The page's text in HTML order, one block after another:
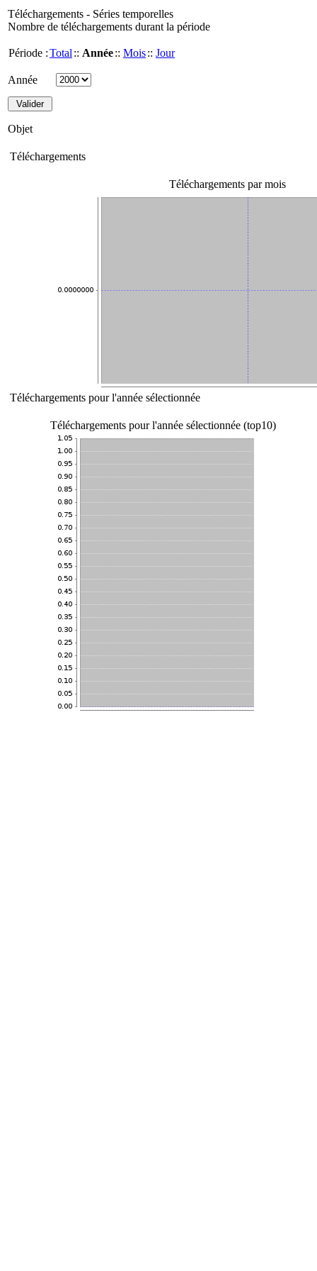
Téléchargements - Séries temporelles
Nombre de téléchargements durant la période
Période :Total :: Année:: Mois:: Jour
Année
Objet
Téléchargements
Téléchargements par mois
Téléchargements pour l'année sélectionnée
Téléchargements pour l'année sélectionnée (top10)